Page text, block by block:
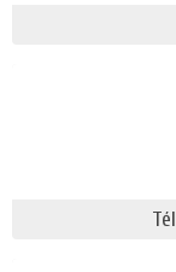
Concernant
Le 4 SE
Le 5 SE
Le 6 SE
En version